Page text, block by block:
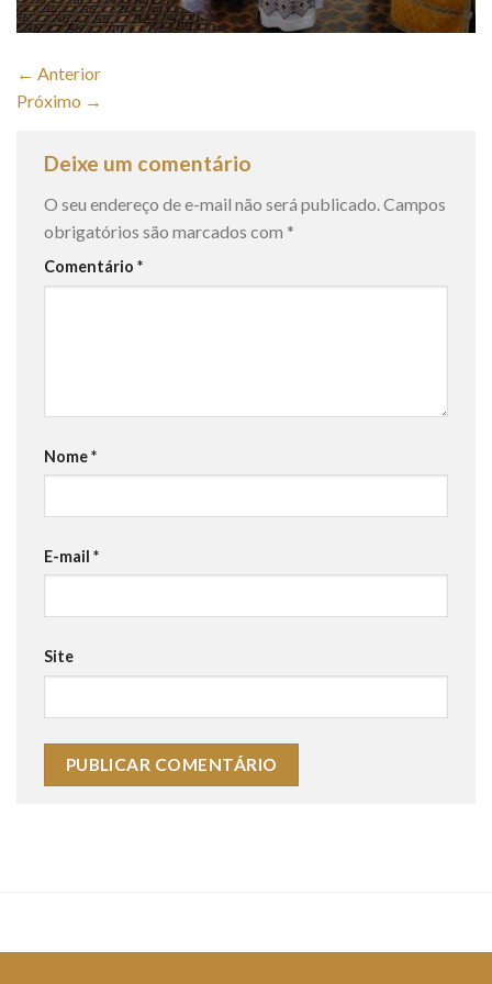
← Anterior
Próximo →
Deixe um comentário
O seu endereço de e-mail não será publicado.Campos
obrigatórios são marcados com *
Comentário *
Nome*
E-mail *
Site